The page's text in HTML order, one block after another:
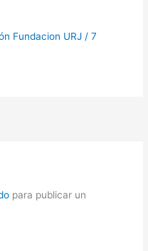
Fundacion URJ /7
para publicar un